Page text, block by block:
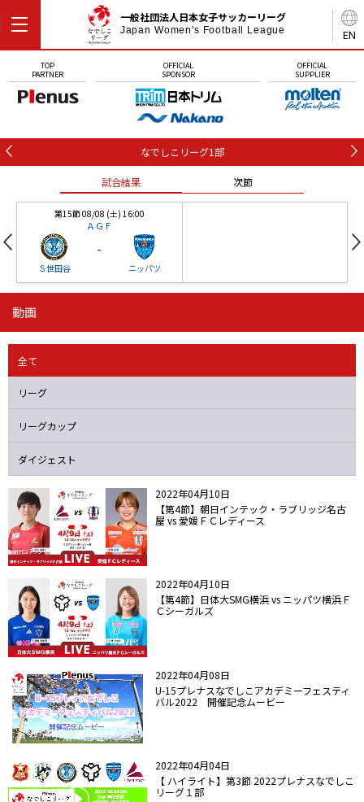
EN
一般社団法人日本女子サッカーリーグ
Japan Women's Football League
TOP
PARTNER
OFFICIAL
SPONSOR
OFFICIAL
SUPPLIER
なでしこリーグ1部
試合結果 次節
第15節 08/08 (土) 16:00
ＡＧＦ
Ｓ世田谷
-
ニッパツ
ニッパツ
ニッパツ 名古屋
石人の星
静岡 愛媛Ｌ
動画
全て
リーグ
リーグカップ
ダイジェスト
2022年04月10日
【第4節】朝日インテック・ラブリッジ名古
屋 vs 愛媛ＦＣレディース
2022年04月10日
【第4節】日体大SMG横浜 vs ニッパツ横浜Ｆ
Ｃシーガルズ
2022年04月08日
U-15プレナスなでしこアカデミーフェスティ
バル2022 開催記念ムービー
2022年04月04日
【 ハイライト】第3節 2022プレナスなでしこ
リーグ１部